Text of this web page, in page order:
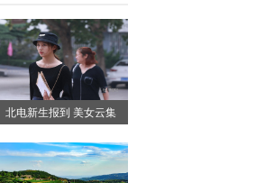
北电新生报到 美女云集